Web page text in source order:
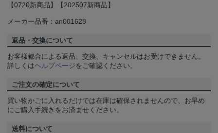
【0720新商品】【202507新商品】
メーカー品番：an001628
返品・交換について
お客様都合による返品、交換、キャンセルはお受けできません。
詳しくはヘルプページをご確認ください。
ご注文の確定について
買い物かごに入れるだけでは在庫は確保されませんので、お早め
にご購入手続きをお済ませください。
送料について